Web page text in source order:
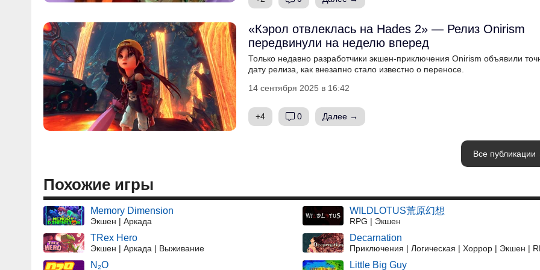
«Кэрол отвлеклась на Hades 2» — Релиз Onirism
передвинули на неделю вперед
Только недавно разработчики экшен-приключения Onirism объявили
дату релиза, как внезапно стало известно о переносе.
14 сентября 2025 в 16:42
+4 0 Далее →
Все публикации
Похожие игры
Memory Dimension
Экшен | Аркада
TRex Hero
Экшен | Аркада | Выживание
N₂O
WILDLOTUS荒原幻想
RPG | Экшен
Decarnation
Приключения | Логическая | Хоррор | Экшен |
Little Big Guy